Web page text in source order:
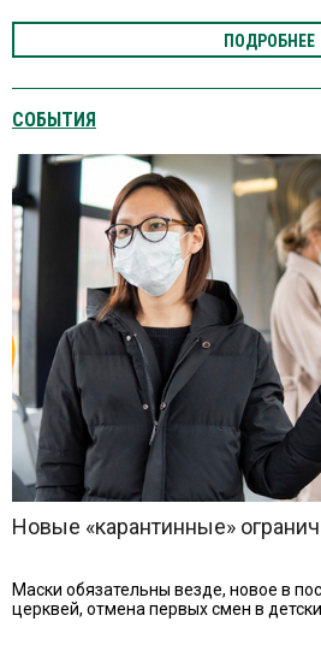
ПОДРОБНЕЕ
СОБЫТИЯ
Новые «карантинные»
Маски обязательны везде, новое в
церквей, отмена первых смен в